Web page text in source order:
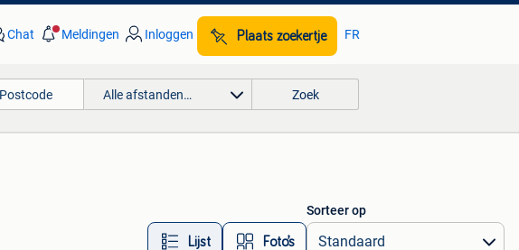
Chat Meldingen Inloggen Plaats zoekertje FR
Alle afstanden… Zoek
Lijst Foto’s
Sorteer op